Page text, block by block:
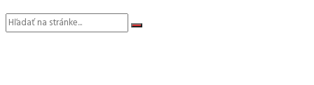
Vyhľadávanie: